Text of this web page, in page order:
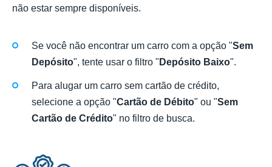
não estar sempre disponíveis.
Se você não encontrar um carro com a opção "Sem
Depósito", tente usar o filtro " Depósito Baixo".
Para alugar um carro sem cartão de crédito,
selecione a opção "Cartão de Débito" ou "Sem
Cartão de Crédito" no filtro de busca.